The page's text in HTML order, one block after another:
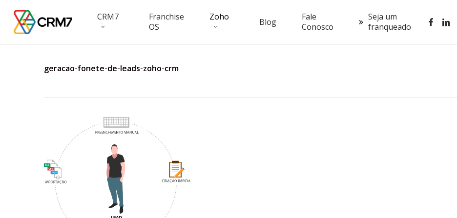
main
CRM7
Franchise
OS
Zoho Blog
Fale
Conosco
Seja um
franqueado
facebook
geracao-fonete-de-leads-zoho-crm